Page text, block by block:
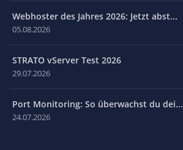
Webhoster des Jahres 2026: Jetzt abst...
05.08.2026
STRATO vServer Test 2026
29.07.2026
Port Monitoring: So überwachst du dei...
24.07.2026